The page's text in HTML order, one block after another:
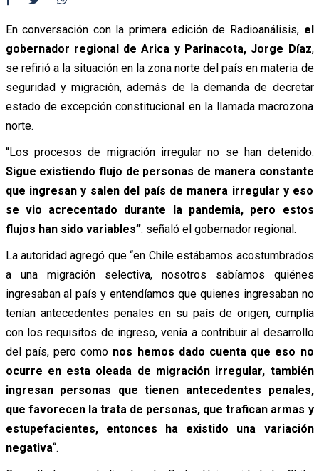
En conversación con la primera edición de Radioanálisis, el
gobernador regional de Arica y Parinacota, Jorge Díaz,
se refirió a la situación en la zona norte del país en materia de
seguridad y migración, además de la demanda de decretar
estado de excepción constitucional en la llamada macrozona
norte.
“Los procesos de migración irregular no se han detenido.
Sigue existiendo flujo de personas de manera constante
que ingresan y salen del país de manera irregular y eso
se vio acrecentado durante la pandemia, pero estos
flujos han sido variables”. señaló el gobernador regional.
La autoridad agregó que “en Chile estábamos acostumbrados
a una migración selectiva, nosotros sabíamos quiénes
ingresaban al país y entendíamos que quienes ingresaban no
tenían antecedentes penales en su país de origen, cumplía
con los requisitos de ingreso, venía a contribuir al desarrollo
del país, pero como nos hemos dado cuenta que eso no
ocurre en esta oleada de migración irregular, también
ingresan personas que tienen antecedentes penales,
que favorecen la trata de personas, que trafican armas y
estupefacientes, entonces ha existido una variación
negativa“.